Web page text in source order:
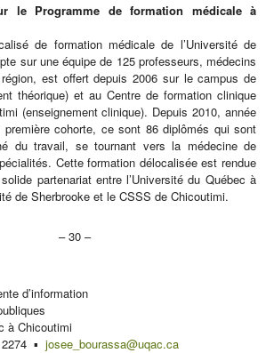
le Programme de formation médicale à
de formation médicale de l’Université de
sur une équipe de 125 professeurs, médecins
est offert depuis 2006 sur le campus de
théorique) et au Centre de formation clinique
(enseignement clinique). Depuis 2010, année
cohorte, ce sont 86 diplômés qui sont
du travail, se tournant vers la médecine de
Cette formation délocalisée est rendue
partenariat entre l’Université du Québec à
de Sherbrooke et le CSSS de Chicoutimi.
– 30 –
d’information
à Chicoutimi
▪ josee_bourassa@uqac.ca